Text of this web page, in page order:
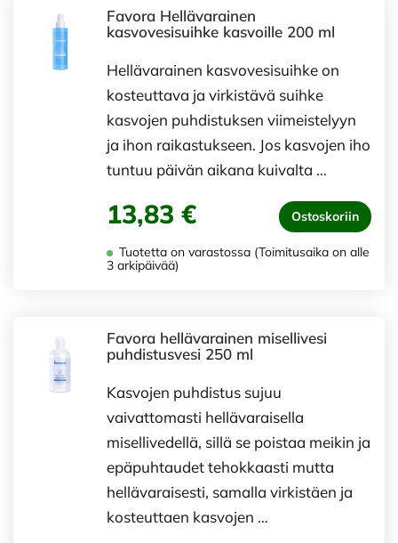
Favora Hellävarainen
kasvovesisuihke kasvoille 200 ml
Hellävarainen kasvovesisuihke on
kosteuttava ja virkistävä suihke
kasvojen puhdistuksen viimeistelyyn
ja ihon raikastukseen. Jos kasvojen iho
tuntuu päivän aikana kuivalta …
13,83 € Ostoskoriin
Tuotetta on varastossa (Toimitusaika on alle
3 arkipäivää)
Favora hellävarainen misellivesi
puhdistusvesi 250 ml
Kasvojen puhdistus sujuu
vaivattomasti hellävaraisella
misellivedellä, sillä se poistaa meikin ja
epäpuhtaudet tehokkaasti mutta
hellävaraisesti, samalla virkistäen ja
kosteuttaen kasvojen …